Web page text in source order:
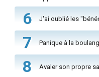
6 J'ai oublié les
7 Panique à la
8 Avaler son propre